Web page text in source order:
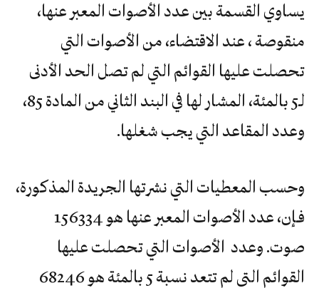
يساوي القسمة بين عدد الأصوات المعبر عنها،
منقوصة ، عند الاقتضاء، من الأصوات التي
تحصلت عليها القوائم التي لم تصل الحد الأدنى
لـ5 بالمئة، المشار لها في البند الثاني من المادة 85،
وعدد المقاعد التي يجب شغلها.
وحسب المعطيات التي نشرتها الجريدة المذكورة،
فـإن، عدد الأصوات المعبر عنها هو 156334
صوت. وعدد الأصوات التي تحصلت عليها
القوائم التي لم تتعد نسبة 5 بالمئة هو 68246